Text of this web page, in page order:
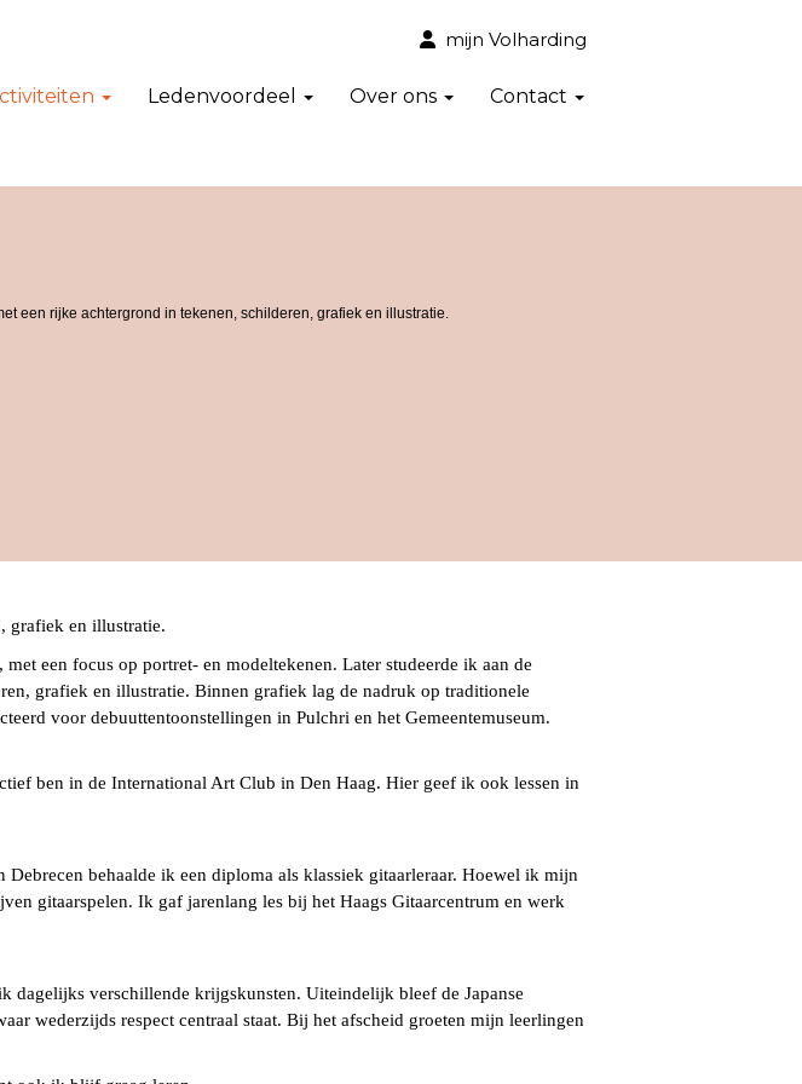
mijn Volharding
Ledenvoordeel Over ons Contact
een rijke achtergrond in tekenen, schilderen, grafiek en illustratie.
grafiek en illustratie.
een focus op portret- en modeltekenen. Later studeerde ik aan de
grafiek en illustratie. Binnen grafiek lag de nadruk op traditionele
voor debuuttentoonstellingen in Pulchri en het Gemeentemuseum.
ben in de International Art Club in Den Haag. Hier geef ik ook lessen in
behaalde ik een diploma als klassiek gitaarleraar. Hoewel ik mijn
gitaarspelen. Ik gaf jarenlang les bij het Haags Gitaarcentrum en werk
dagelijks verschillende krijgskunsten. Uiteindelijk bleef de Japanse
wederzijds respect centraal staat. Bij het afscheid groeten mijn leerlingen